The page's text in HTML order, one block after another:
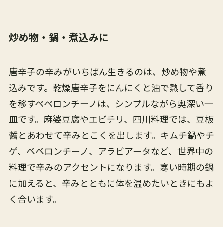
炒め物・鍋・煮込みに
唐辛子の辛みがいちばん生きるのは、炒め物や煮
込みです。乾燥唐辛子をにんにくと油で熱して香り
を移すペペロンチーノは、シンプルながら奥深い一
皿です。麻婆豆腐やエビチリ、四川料理では、豆板
醤とあわせて辛みとこくを出します。キムチ鍋やチ
ゲ、ペペロンチーノ、アラビアータなど、世界中の
料理で辛みのアクセントになります。寒い時期の鍋
に加えると、辛みとともに体を温めたいときにもよ
く合います。